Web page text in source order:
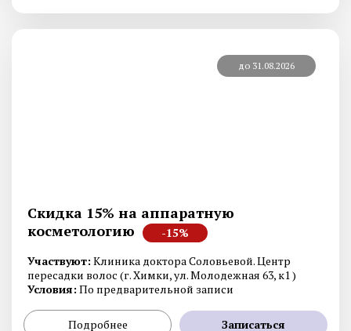
до 31.08.2026
Скидка 15% на аппаратную
косметологию
-15%
Участвуют: Клиника доктора Соловьевой. Центр
пересадки волос (г. Химки, ул. Молодежная 63, к1 )
Условия: По предварительной записи
Подробнее Записаться